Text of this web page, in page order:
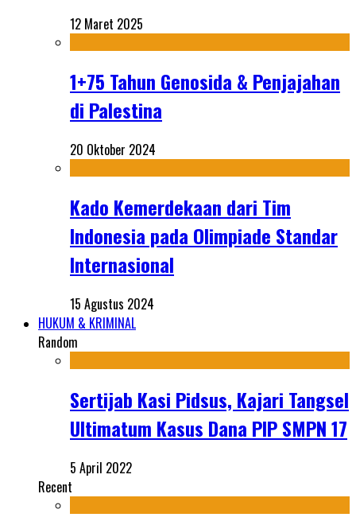
12 Maret 2025
1+75 Tahun Genosida & Penjajahan
di Palestina
20 Oktober 2024
Kado Kemerdekaan dari Tim
Indonesia pada Olimpiade Standar
Internasional
15 Agustus 2024
HUKUM & KRIMINAL
Random
Sertijab Kasi Pidsus, Kajari Tangsel
Ultimatum Kasus Dana PIP SMPN 17
5 April 2022
Recent